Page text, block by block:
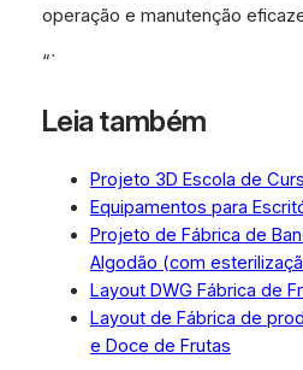
operação e manutenção
“`
Leia também
Projeto 3D Escola de
Equipamentos para
Projeto de Fábrica de
Algodão (com
Layout DWG Fábrica de
Layout de Fábrica de
e Doce de Frutas